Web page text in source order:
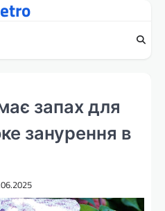
запах для
занурення в